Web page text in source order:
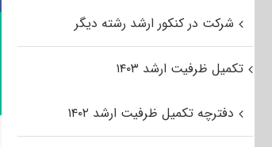
شرکت در کنکور ارشد رشته دیگر
تکمیل ظرفیت ارشد ۱۴۰۳
دفترچه تکمیل ظرفیت ارشد ۱۴۰۲